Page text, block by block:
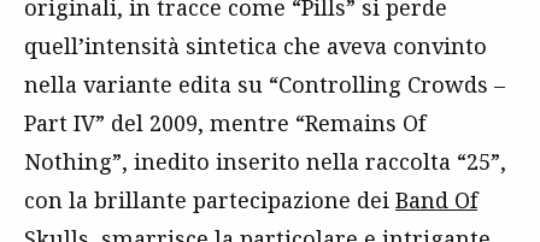
originali, in tracce come “Pills” si perde
quell’intensità sintetica che aveva convinto
nella variante edita su “Controlling Crowds –
Part IV” del 2009, mentre “Remains Of
Nothing”, inedito inserito nella raccolta “25”,
con la brillante partecipazione dei Band Of